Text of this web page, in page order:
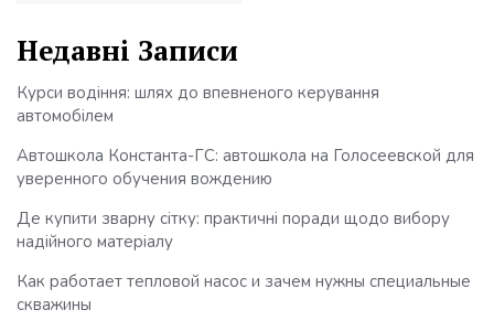
Недавні Записи
Курси водіння: шлях до впевненого керування
автомобілем
Автошкола Константа-ГС: автошкола на Голосеевской для
уверенного обучения вождению
Де купити зварну сітку: практичні поради щодо вибору
надійного матеріалу
Как работает тепловой насос и зачем нужны специальные
скважины